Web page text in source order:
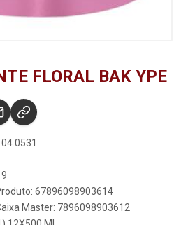
FLORAL BAK YPE
67896098903614
Master: 7896098903612